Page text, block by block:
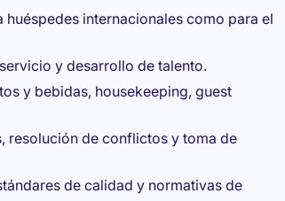
internacionales como para el
y desarrollo de talento.
y bebidas, housekeeping, guest
resolución de conflictos y toma de
de calidad y normativas de